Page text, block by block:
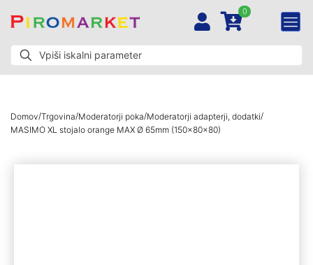
0
Domov/Trgovina/Moderatorji poka/Moderatorji adapterji, dodatki/
MASIMO XL stojalo orange MAX Ø 65mm (150x80x80)